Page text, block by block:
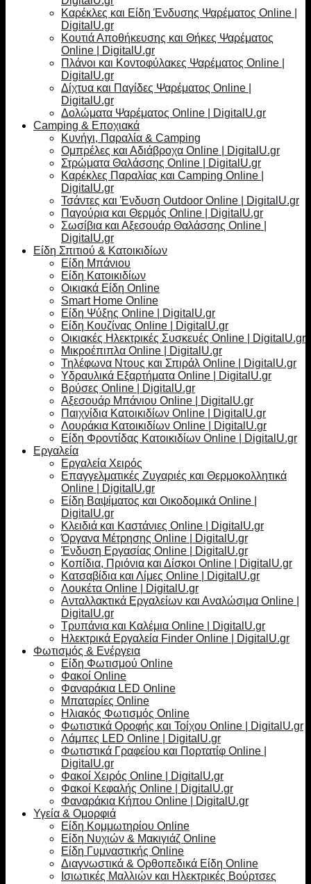
Καρέκλες και Είδη Ένδυσης Ψαρέματος Online |
DigitalU.gr
Κουτιά Αποθήκευσης και Θήκες Ψαρέματος
Online | DigitalU.gr
Πλάνοι και Κοντοφύλακες Ψαρέματος Online |
DigitalU.gr
Δίχτυα και Παγίδες Ψαρέματος Online |
DigitalU.gr
Δολώματα Ψαρέματος Online | DigitalU.gr
Camping & Εποχιακά
Κυνήγι, Παραλία & Camping
Ομπρέλες και Αδιάβροχα Online | DigitalU.gr
Στρώματα Θαλάσσης Online | DigitalU.gr
Καρέκλες Παραλίας και Camping Online |
DigitalU.gr
Τσάντες και Ένδυση Outdoor Online | DigitalU.gr
Παγούρια και Θερμός Online | DigitalU.gr
Σωσίβια και Αξεσουάρ Θαλάσσης Online |
DigitalU.gr
Είδη Σπιτιού & Κατοικιδίων
Είδη Μπάνιου
Είδη Κατοικιδίων
Οικιακά Είδη Online
Smart Home Online
Είδη Ψύξης Online | DigitalU.gr
Είδη Κουζίνας Online | DigitalU.gr
Οικιακές Ηλεκτρικές Συσκευές Online | DigitalU.gr
Μικροέπιπλα Online | DigitalU.gr
Τηλέφωνα Ντους και Σπιράλ Online | DigitalU.gr
Υδραυλικά Εξαρτήματα Online | DigitalU.gr
Βρύσες Online | DigitalU.gr
Αξεσουάρ Μπάνιου Online | DigitalU.gr
Παιχνίδια Κατοικιδίων Online | DigitalU.gr
Λουράκια Κατοικιδίων Online | DigitalU.gr
Είδη Φροντίδας Κατοικιδίων Online | DigitalU.gr
Εργαλεία
Εργαλεία Χειρός
Επαγγελματικές Ζυγαριές και Θερμοκολλητικά
Online | DigitalU.gr
Είδη Βαψίματος και Οικοδομικά Online |
DigitalU.gr
Κλειδιά και Καστάνιες Online | DigitalU.gr
Όργανα Μέτρησης Online | DigitalU.gr
Ένδυση Εργασίας Online | DigitalU.gr
Κοπίδια, Πριόνια και Δίσκοι Online | DigitalU.gr
Κατσαβίδια και Λίμες Online | DigitalU.gr
Λουκέτα Online | DigitalU.gr
Ανταλλακτικά Εργαλείων και Αναλώσιμα Online |
DigitalU.gr
Τρυπάνια και Καλέμια Online | DigitalU.gr
Ηλεκτρικά Εργαλεία Finder Online | DigitalU.gr
Φωτισμός & Ενέργεια
Είδη Φωτισμού Online
Φακοί Online
Φαναράκια LED Online
Μπαταρίες Online
Ηλιακός Φωτισμός Online
Φωτιστικά Οροφής και Τοίχου Online | DigitalU.gr
Λάμπες LED Online | DigitalU.gr
Φωτιστικά Γραφείου και Πορτατίφ Online |
DigitalU.gr
Φακοί Χειρός Online | DigitalU.gr
Φακοί Κεφαλής Online | DigitalU.gr
Φαναράκια Κήπου Online | DigitalU.gr
Υγεία & Ομορφιά
Είδη Κομμωτηρίου Online
Είδη Νυχιών & Μακιγιάζ Online
Είδη Γυμναστικής Online
Διαγνωστικά & Ορθοπεδικά Είδη Online
Ισιωτικές Μαλλιών και Ηλεκτρικές Βούρτσες